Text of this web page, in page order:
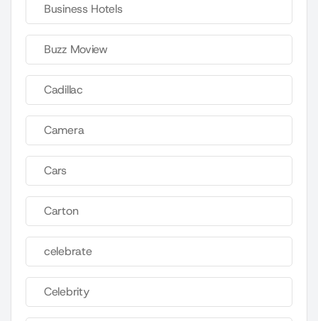
Business Hotels
Buzz Moview
Cadillac
Camera
Cars
Carton
celebrate
Celebrity